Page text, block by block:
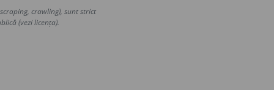
crawling), sunt strict
(vezi licența).